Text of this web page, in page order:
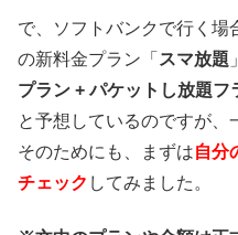
で、ソフトバンクで行く場
の新料金プラン「 スマ放題
プラン + パケットし放題フ
と予想しているのですが、
そのためにも、まずは自分
チェック してみました。